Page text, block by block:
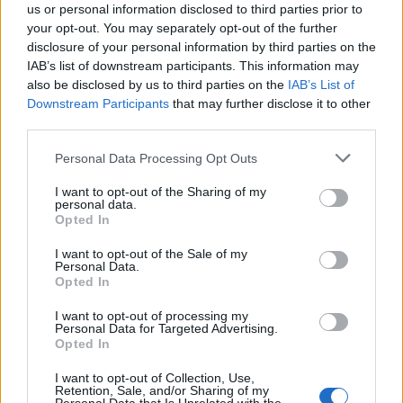
us or personal information disclosed to third parties prior to
your opt-out. You may separately opt-out of the further
disclosure of your personal information by third parties on the
IAB’s list of downstream participants. This information may
also be disclosed by us to third parties on the IAB’s List of
Downstream Participants that may further disclose it to other
Personal Data Processing Opt Outs
I want to opt-out of the Sharing of my
personal data.
Opted In
I want to opt-out of the Sale of my
Personal Data.
Opted In
I want to opt-out of processing my
Personal Data for Targeted Advertising.
Opted In
I want to opt-out of Collection, Use,
Retention, Sale, and/or Sharing of my
Παυλίνα Βουλγαράκη: Η μουσική
στιγμή με την κόρη της που
ξεχώρισε – Η Ερωφίλη «κλέβει» την
παράσταση
SHOWBIZ
φωτό του Γονίδη με την μικρή του
κόρη! Μαζί στο τιμόνι της βάρκας
Ευγενία Σαμαρά: Μαγικές εικόνες από
ψηλά – Η πτήση με αερόστατο στο
Μεξικό